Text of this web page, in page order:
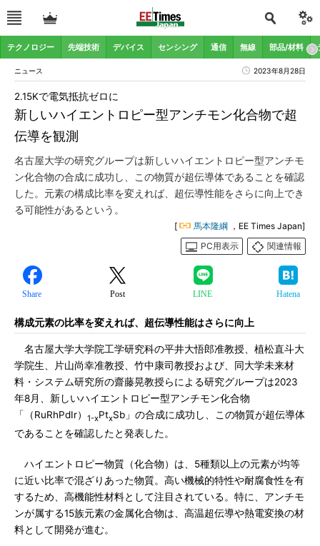
テクノロジー 先端技術 デバイス センシング 通信 無線 部品/材料
ニュース 2023年8月28日
新しいハイエントロピー型アンチモン化合物で超
伝導を観測
2.15Kで電気抵抗ゼロに
名古屋大学の研究グループは新しいハイエントロピー型アンチモ
ン化合物の合成に成功し、この物質が超伝導体であることを確認
した。元素の構成比率を変えれば、超伝導性能をさらに向上でき
る可能性があるという。
[ 馬本隆綱 ，EE Times Japan]
PC用表示
関連情報
Share Post LINE Hatena
構成元素の比率を変えれば、超伝導性能はさらに向上
名古屋大学大学院工学研究科の平井大悟郎准教授、植松直斗大
学院生、片山尚幸准教授、竹中康司教授および、同大学未来材
料・システム研究所の齋藤晃教授らによる研究グループは2023
年8月、新しいハイエントロピー型アンチモン化合物
「（RuRhPdIr） 1-xPtxSb」の合成に成功し、この物質が超伝導体
であることを確認したと発表した。
ハイエントロピー物質（化合物）は、5種類以上の元素が均等
に近い比率で混ざりあった物質。高い機械的特性や耐腐食性を有
するため、高機能性材料として注目されている。特に、アンチモ
ンが属する15族元素の金属化合物は、高温超伝導や熱電変換の材
料として開発が進む。